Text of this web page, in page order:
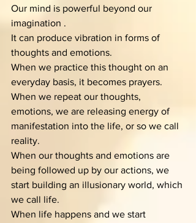
Our mind is powerful beyond our
imagination .
It can produce vibration in forms of
thoughts and emotions.
When we practice this thought on an
everyday basis, it becomes prayers.
When we repeat our thoughts,
emotions, we are releasing energy of
manifestation into the life, or so we call
reality.
When our thoughts and emotions are
being followed up by our actions, we
start building an illusionary world, which
we call life.
When life happens and we start